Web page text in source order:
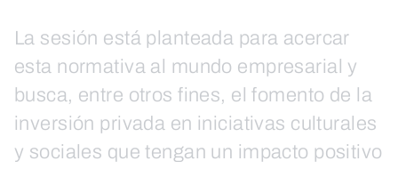
La sesión está planteada para acercar
esta normativa al mundo empresarial y
busca, entre otros fines, el fomento de la
inversión privada en iniciativas culturales
y sociales que tengan un impacto positivo